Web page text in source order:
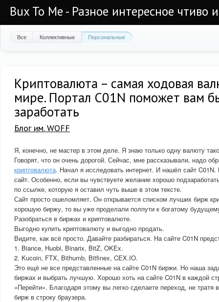
Bux To Me - Разное интересное чтиво
Все Коллективные Персональные
Криптовалюта – самая ходовая
мире. Портал C01N поможет вам
заработать
Блог им. WOFF
Я, конечно, не мастер в этом деле. Я знаю только одну валюту
Говорят, что он очень дорогой. Сейчас, мне рассказывали, надо
криптовалюта. Начал я исследовать интернет. И нашёл сайт
сайт. Особенно, если вы чувствуете желание хорошо
по ссылке, которую я оставил чуть выше в этом тексте.
Сайт просто ошеломляет. Он открывается списком лучших бирж
хорошую биржу, то вы уже проделали полпути к богатому
Разобраться в биржах и криптовалюте.
Выгодно купить криптовалюту и выгодно продать.
Видите, как всё просто. Давайте разбираться. На сайте C01N
1. Biance, Huobi, Binarix, BitZ, OKEx.
2. Kucoin, FTX, Bithumb, Bitfinex, CEX.IO.
Это ещё не все представленные на сайте C01N биржи. Но наша
биржах и выбрать лучшую. Хорошо хоть на сайте C01N в каждой
«Перейти». Благодаря этому вы легко сделаете переход, не тратя
бирж в строку браузера.